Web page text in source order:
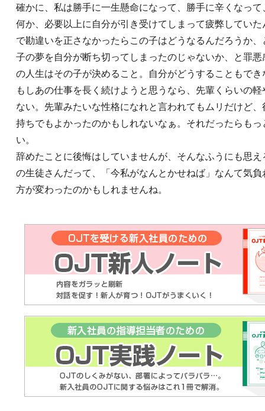
確かに、私は勝手に一生懸命になって、勝手に辛くなっ
何か、必要以上に自分が引き受けてしまって疲弊してい
で勘違いを正さなかったらこの子はどうなるんだろうか
子の夢を自分が断ち切ってしまったのじゃないか、と罪
の人生はその子が決めること。自分がどうすることもでき
もしあの仕事を長く続けようと思うなら、先輩くらいの
ない。先輩みたいな性格になれと言われてもムリだけど
持ちでもよかったのかもしれないなぁ。それだったらも
い。
辞めたことに後悔はしていませんが、そんなふうにも思
の生徒さんだって、「今私がなんとかせねば」なんて気
方が変わったのかもしれませんね。